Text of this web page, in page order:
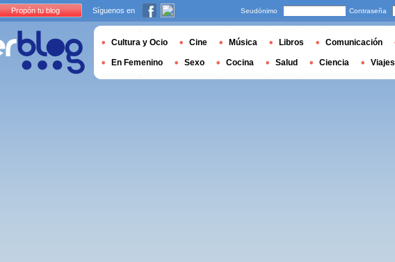
Propón tu blog Síguenos en Seudónimo Contraseña
Cultura y Ocio Cine Música Libros Comunicación
En Femenino Sexo Cocina Salud Ciencia Viajes